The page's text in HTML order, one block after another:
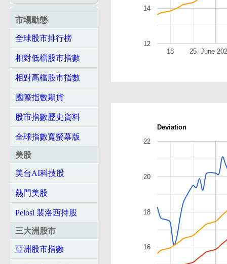
市場動態
全球股市排行榜
相對低檔股市指數
相對高檔股市指數
國際指數期貨
股市指數歷史資料
全球指數寬螢幕版
美股
美台AI科技股
熱門美股
Pelosi 裴洛西持股
三大洲股市
亞洲股市指數
June
18 25
12
14
Deviation
16
18
20
22